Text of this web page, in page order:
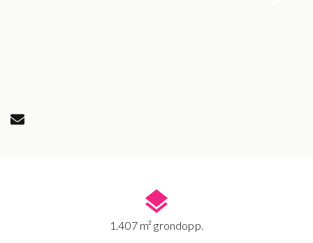
1.407 m² grondopp.